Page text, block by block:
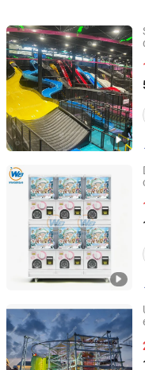
Nanjing Pegasus
Jiangsu, China
Guangzhou Wangerbao
Guangdong, China
Hangzhou Hogwood
Zhejiang, China